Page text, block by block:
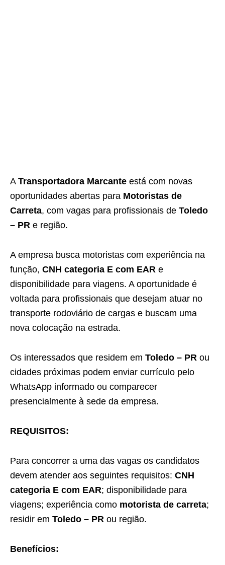
A Transportadora Marcante está com novas
oportunidades abertas para Motoristas de
Carreta, com vagas para profissionais de Toledo
– PR e região.
A empresa busca motoristas com experiência na
função, CNH categoria E com EAR e
disponibilidade para viagens. A oportunidade é
voltada para profissionais que desejam atuar no
transporte rodoviário de cargas e buscam uma
nova colocação na estrada.
Os interessados que residem em Toledo – PR ou
cidades próximas podem enviar currículo pelo
WhatsApp informado ou comparecer
presencialmente à sede da empresa.
REQUISITOS:
Para concorrer a uma das vagas os candidatos
devem atender aos seguintes requisitos: CNH
categoria E com EAR; disponibilidade para
viagens; experiência como motorista de carreta;
residir em Toledo – PR ou região.
Benefícios: